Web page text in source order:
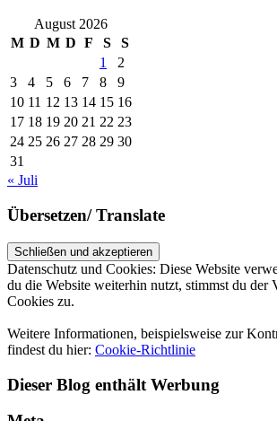
August 2026
M D M D F S
S
1
2
3
4 5 6 7 8
9
10 11 12 13 14 15 16
17 18 19 20 21 22 23
24 25 26 27 28 29 30
31
« Juli
Übersetzen/ Translate
Datenschutz und Cookies: Diese Website
du die Website weiterhin nutzt, stimmst du der
Cookies zu.
Weitere Informationen, beispielsweise zur
findest du hier: Cookie-Richtlinie
Dieser Blog enthält Werbung